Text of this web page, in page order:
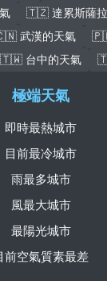
🇹🇿 達累斯薩拉
武漢的天氣
🇹🇼 台中的天氣
極端天氣
即時最熱城市
目前最冷城市
雨最多城市
風最大城市
最陽光城市
前空氣質素最差